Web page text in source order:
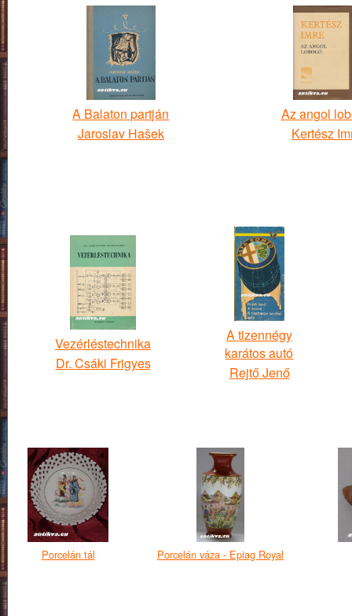
A Balaton partján
Jaroslav Hašek
Az angol
Kertész
Vezérléstechnika
Dr. Csáki Frigyes
A tizennégy
karátos autó
Rejtő Jenő
Porcelán tál Porcelán váza - Epiag Royal